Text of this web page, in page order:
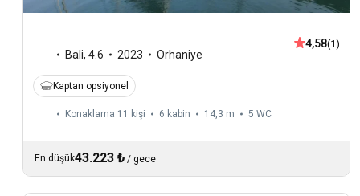
Bali, 4.6 2023 Orhaniye
4,58(1)
Kaptan opsiyonel
Konaklama 11 kişi 6 kabin 14,3 m 5 WC
En düşük43.223 ₺ / gece